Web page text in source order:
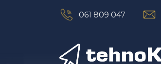
061 809 047
Navigation